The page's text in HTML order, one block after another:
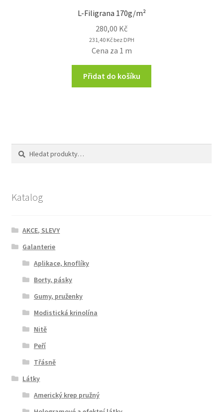
L-Filigrana 170g/m²
280,00 Kč
231,40 Kčbez DPH
Cena za 1 m
Přidat do košíku
Hledat:
Hledat
Katalog
AKCE, SLEVY
Galanterie
Aplikace, knoflíky
Borty, pásky
Gumy, pruženky
Modistická krinolína
Nitě
Peří
Třásně
Látky
Americký krep pružný